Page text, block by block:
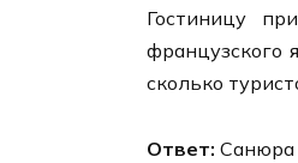
Гостиницу
французского
сколько
Ответ: Санюра